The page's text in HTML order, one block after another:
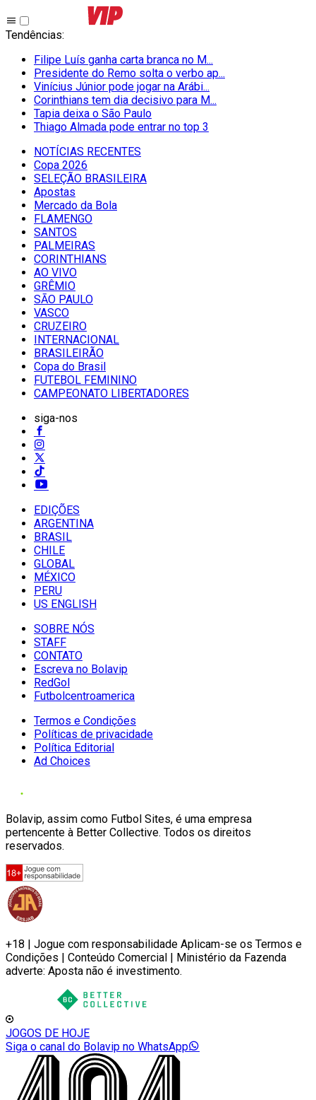
Tendências:
Filipe Luís ganha carta branca no M...
Presidente do Remo solta o verbo ap...
Vinícius Júnior pode jogar na Arábi...
Corinthians tem dia decisivo para M...
Tapia deixa o São Paulo
Thiago Almada pode entrar no top 3
NOTÍCIAS RECENTES
Copa 2026
SELEÇÃO BRASILEIRA
Apostas
Mercado da Bola
FLAMENGO
SANTOS
PALMEIRAS
CORINTHIANS
AO VIVO
GRÊMIO
SĀO PAULO
VASCO
CRUZEIRO
INTERNACIONAL
BRASILEIRÃO
Copa do Brasil
FUTEBOL FEMININO
CAMPEONATO LIBERTADORES
siga-nos
EDIÇÕES
ARGENTINA
BRASIL
CHILE
GLOBAL
MÉXICO
PERU
US ENGLISH
SOBRE NÓS
STAFF
CONTATO
Escreva no Bolavip
RedGol
Futbolcentroamerica
Termos e Condições
Políticas de privacidade
Política Editorial
Ad Choices
Bolavip, assim como Futbol Sites, é uma empresa
pertencente à Better Collective. Todos os direitos
reservados.
+18 | Jogue com responsabilidade Aplicam-se os Termos e
Condições | Conteúdo Comercial | Ministério da Fazenda
adverte: Aposta não é investimento.
JOGOS DE HOJE
Siga o canal do Bolavip no WhatsApp